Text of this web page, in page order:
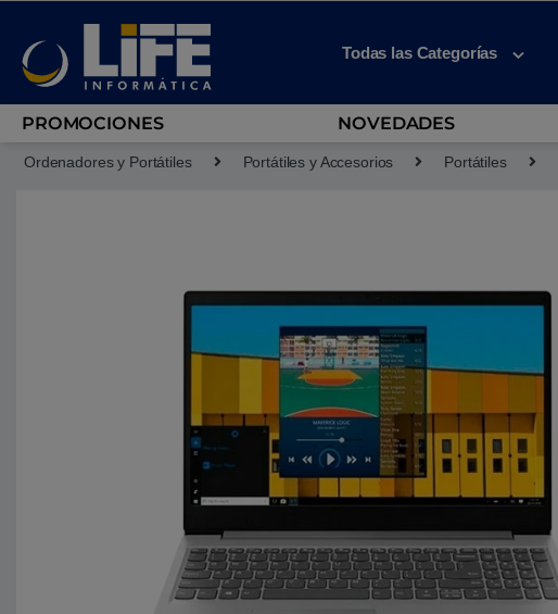
Todas las Categorías
PROMOCIONES NOVEDADES
Ordenadores y Portátiles Portátiles y Accesorios Portátiles